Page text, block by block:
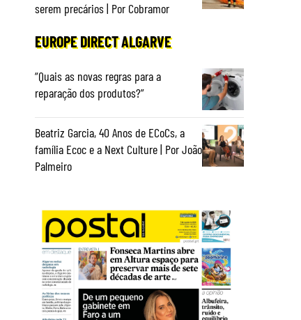
serem precários | Por Cobramor
EUROPE DIRECT ALGARVE
“Quais as novas regras para a
reparação dos produtos?”
Beatriz Garcia, 40 Anos de ECoCs, a
família Ecoc e a Next Culture | Por João
Palmeiro